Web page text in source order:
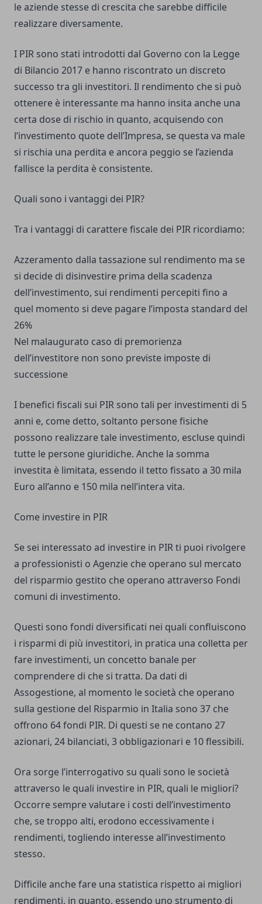
le aziende stesse di crescita che sarebbe difficile
realizzare diversamente.
I PIR sono stati introdotti dal Governo con la Legge
di Bilancio 2017 e hanno riscontrato un discreto
successo tra gli investitori. Il rendimento che si può
ottenere è interessante ma hanno insita anche una
certa dose di rischio in quanto, acquisendo con
l’investimento quote dell’Impresa, se questa va male
si rischia una perdita e ancora peggio se l’azienda
fallisce la perdita è consistente.
Quali sono i vantaggi dei PIR?
Tra i vantaggi di carattere fiscale dei PIR ricordiamo:
Azzeramento dalla tassazione sul rendimento ma se
si decide di disinvestire prima della scadenza
dell’investimento, sui rendimenti percepiti fino a
quel momento si deve pagare l’imposta standard del
26%
Nel malaugurato caso di premorienza
dell’investitore non sono previste imposte di
successione
I benefici fiscali sui PIR sono tali per investimenti di 5
anni e, come detto, soltanto persone fisiche
possono realizzare tale investimento, escluse quindi
tutte le persone giuridiche. Anche la somma
investita è limitata, essendo il tetto fissato a 30 mila
Euro all’anno e 150 mila nell’intera vita.
Come investire in PIR
Se sei interessato ad investire in PIR ti puoi rivolgere
a professionisti o Agenzie che operano sul mercato
del risparmio gestito che operano attraverso Fondi
comuni di investimento.
Questi sono fondi diversificati nei quali confluiscono
i risparmi di più investitori, in pratica una colletta per
fare investimenti, un concetto banale per
comprendere di che si tratta. Da dati di
Assogestione, al momento le società che operano
sulla gestione del Risparmio in Italia sono 37 che
offrono 64 fondi PIR. Di questi se ne contano 27
azionari, 24 bilanciati, 3 obbligazionari e 10 flessibili.
Ora sorge l’interrogativo su quali sono le società
attraverso le quali investire in PIR, quali le migliori?
Occorre sempre valutare i costi dell’investimento
che, se troppo alti, erodono eccessivamente i
rendimenti, togliendo interesse all’investimento
stesso.
Difficile anche fare una statistica rispetto ai migliori
rendimenti, in quanto, essendo uno strumento di